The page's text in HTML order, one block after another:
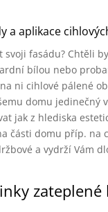
a aplikace
svoji fasádu? Chtěli
bílou nebo
ni cihlové pálené
domu jedinečný
jak z hlediska
části domu příp. na
a vydrží Vám
zateplené